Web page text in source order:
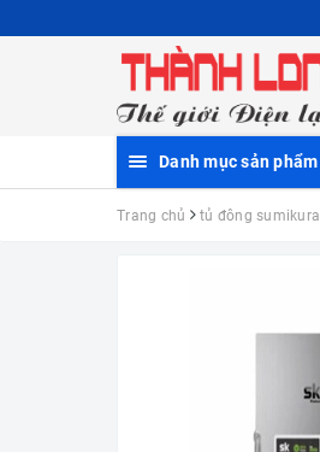
Danh mục sản phẩm
Trang chủ tủ đông sumikura